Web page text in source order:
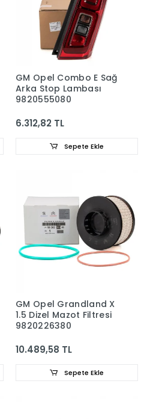
GM Opel Combo E Sağ
Arka Stop Lambası
9820555080
6.312,82 TL
Sepete Ekle
GM Opel Grandland X
1.5 Dizel Mazot Filtresi
9820226380
10.489,58 TL
Sepete Ekle